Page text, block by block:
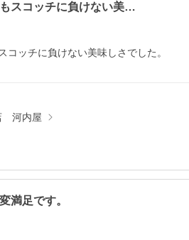
スコッチに負けない美…
コッチに負けない美味しさでした。
河内屋
満足です。